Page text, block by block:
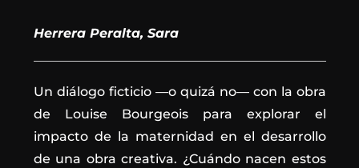
Herrera Peralta, Sara
Un diálogo ficticio —o quizá no— con la obra
de Louise Bourgeois para explorar el
impacto de la maternidad en el desarrollo
de una obra creativa. ¿Cuándo nacen estos